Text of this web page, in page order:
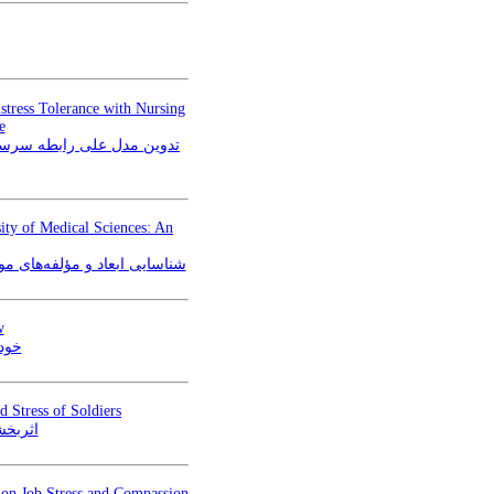
Tolerance with Nursing
تدوین مدل علی رابطه
of Medical Sciences: An
شناسایی ابعاد و مؤلفه‌های
Stress of Soldiers